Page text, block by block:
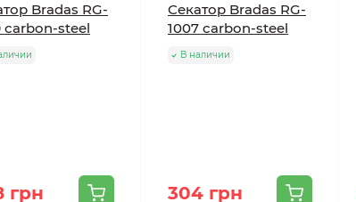
Bradas RG-
сarbon-steel
грн
Секатор Bradas RG-
1007 сarbon-steel
В наличии
304 грн